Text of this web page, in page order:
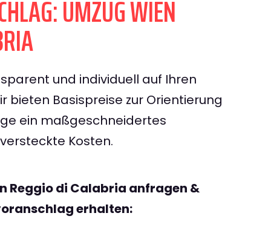
UMZUG WIEN
und individuell auf Ihren
bieten Basispreise zur Orientierung
ein maßgeschneidertes
Kosten.
Reggio di Calabria anfragen &
erhalten: